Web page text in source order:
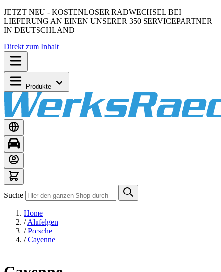
JETZT NEU - KOSTENLOSER RADWECHSEL BEI
LIEFERUNG AN EINEN UNSERER 350 SERVICEPARTNER
IN DEUTSCHLAND
Direkt zum Inhalt
Produkte
Suche
Home
/ Alufelgen
/ Porsche
/ Cayenne